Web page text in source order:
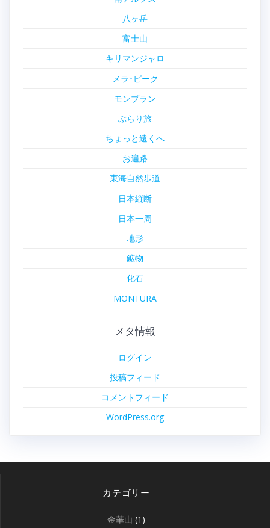
八ヶ岳
富士山
キリマンジャロ
メラ･ピーク
モンブラン
ぶらり旅
ちょっと遠くへ
お遍路
東海自然歩道
日本縦断
日本一周
地形
鉱物
化石
MONTURA
メタ情報
ログイン
投稿フィード
コメントフィード
WordPress.org
カテゴリー
金華山 (1)